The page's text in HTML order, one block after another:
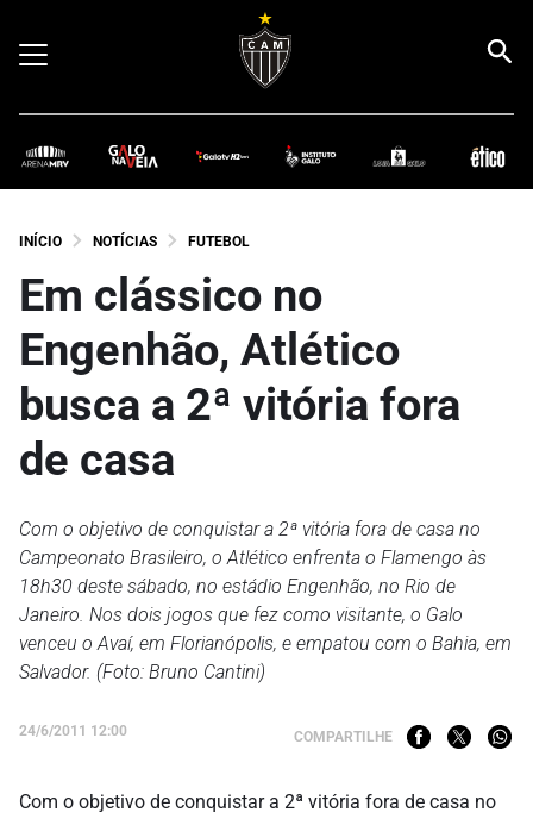
INÍCIO NOTÍCIAS FUTEBOL
Em clássico no
Engenhão, Atlético
busca a 2ª vitória fora
de casa
Com o objetivo de conquistar a 2ª vitória fora de casa no
Campeonato Brasileiro, o Atlético enfrenta o Flamengo às
18h30 deste sábado, no estádio Engenhão, no Rio de
Janeiro. Nos dois jogos que fez como visitante, o Galo
venceu o Avaí, em Florianópolis, e empatou com o Bahia, em
Salvador. (Foto: Bruno Cantini)
24/6/2011 12:00 COMPARTILHE
Com o objetivo de conquistar a 2ª vitória fora de casa no